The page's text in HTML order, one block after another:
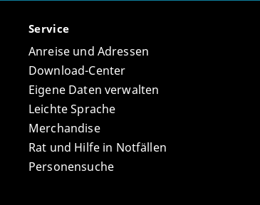
Service
Anreise und Adressen
Download-Center
Eigene Daten verwalten
Leichte Sprache
Merchandise
Rat und Hilfe in Notfällen
Personensuche